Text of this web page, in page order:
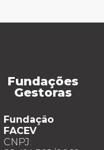
Fundações
Gestoras
Fundação
FACEV
CNPJ: